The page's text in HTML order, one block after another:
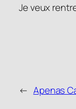
Je veux
← Apenas